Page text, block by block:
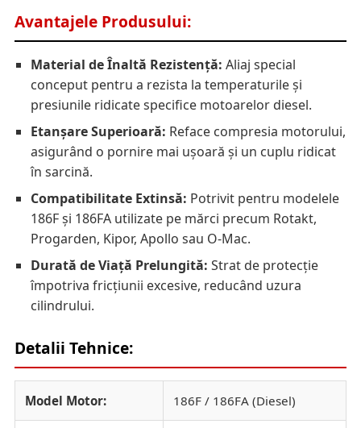
Avantajele Produsului:
Material de Înaltă Rezistență: Aliaj special
conceput pentru a rezista la temperaturile și
presiunile ridicate specifice motoarelor diesel.
Etanșare Superioară: Reface compresia motorului,
asigurând o pornire mai ușoară și un cuplu ridicat
în sarcină.
Compatibilitate Extinsă: Potrivit pentru modelele
186F și 186FA utilizate pe mărci precum Rotakt,
Progarden, Kipor, Apollo sau O-Mac.
Durată de Viață Prelungită: Strat de protecție
împotriva fricțiunii excesive, reducând uzura
cilindrului.
Detalii Tehnice:
Model Motor: 186F / 186FA (Diesel)